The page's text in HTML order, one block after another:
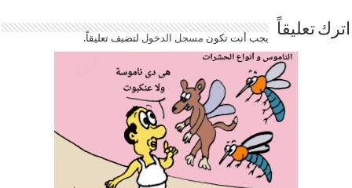
اترك تعليقاً يجب أنت تكون مسجل الدخوللتضيف تعليقاً.